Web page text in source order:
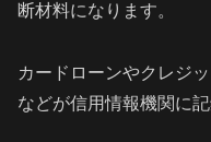
断材料になります。
カードローンやクレジ
などが信用情報機関に記